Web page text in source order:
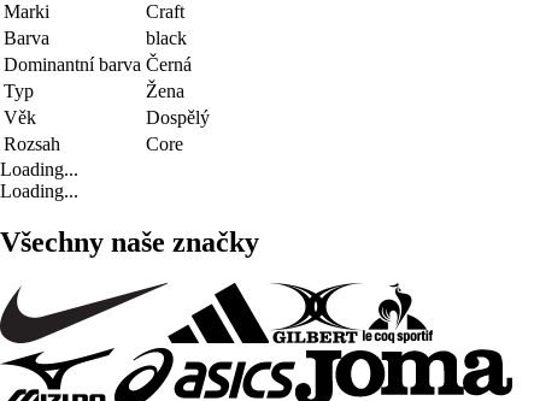
Marki
Craft
Barva
black
Dominantní barva Černá
Typ
Žena
Věk
Dospělý
Rozsah
Core
Loading...
Loading...
Všechny naše značky